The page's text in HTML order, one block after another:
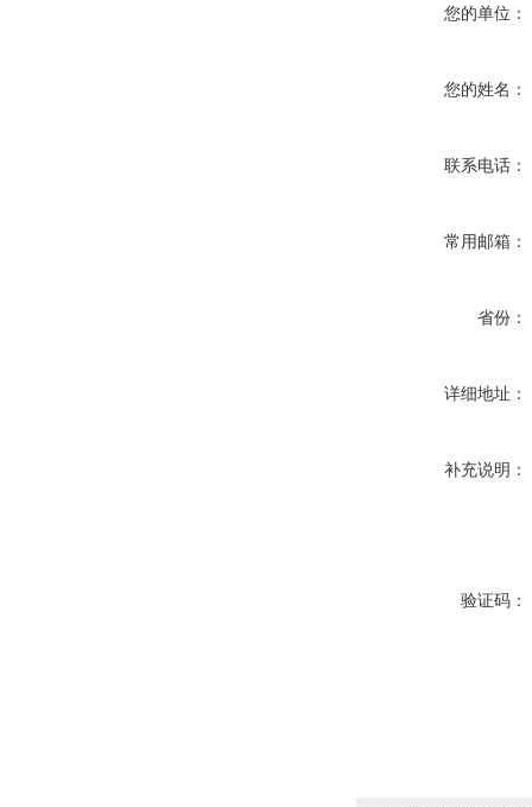
您的单位：
您的姓名：
联系电话：
常用邮箱：
省份：
详细地址：
补充说明：
验证码：